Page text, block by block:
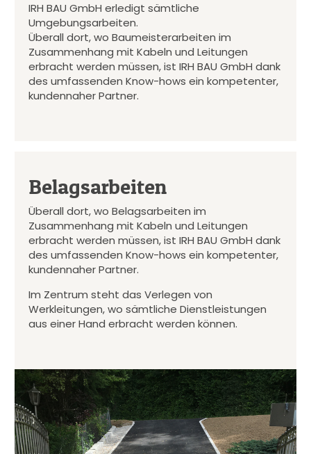
IRH BAU GmbH erledigt sämtliche
Umgebungsarbeiten.
Überall dort, wo Baumeisterarbeiten im
Zusammenhang mit Kabeln und Leitungen
erbracht werden müssen, ist IRH BAU GmbH dank
des umfassenden Know-hows ein kompetenter,
kundennaher Partner.
Belagsarbeiten
Überall dort, wo Belagsarbeiten im
Zusammenhang mit Kabeln und Leitungen
erbracht werden müssen, ist IRH BAU GmbH dank
des umfassenden Know-hows ein kompetenter,
kundennaher Partner.
Im Zentrum steht das Verlegen von
Werkleitungen, wo sämtliche Dienstleistungen
aus einer Hand erbracht werden können.